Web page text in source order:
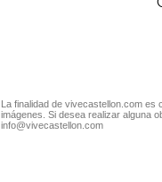
La finalidad de vivecastellon.com
imágenes. Si desea realizar alguna
info@vivecastellon.com